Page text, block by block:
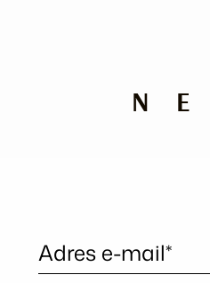
Adres e-mail*